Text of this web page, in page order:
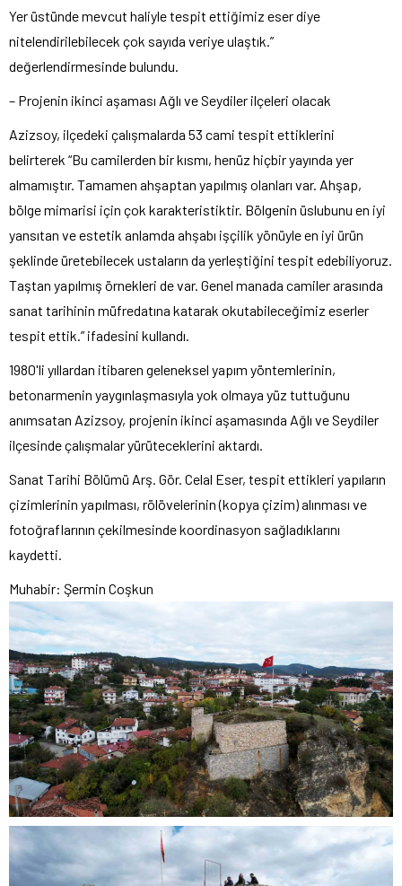
Yer üstünde mevcut haliyle tespit ettiğimiz eser diye
nitelendirilebilecek çok sayıda veriye ulaştık.”
değerlendirmesinde bulundu.
– Projenin ikinci aşaması Ağlı ve Seydiler ilçeleri olacak
Azizsoy, ilçedeki çalışmalarda 53 cami tespit ettiklerini
belirterek “Bu camilerden bir kısmı, henüz hiçbir yayında yer
almamıştır. Tamamen ahşaptan yapılmış olanları var. Ahşap,
bölge mimarisi için çok karakteristiktir. Bölgenin üslubunu en iyi
yansıtan ve estetik anlamda ahşabı işçilik yönüyle en iyi ürün
şeklinde üretebilecek ustaların da yerleştiğini tespit edebiliyoruz.
Taştan yapılmış örnekleri de var. Genel manada camiler arasında
sanat tarihinin müfredatına katarak okutabileceğimiz eserler
tespit ettik.” ifadesini kullandı.
1980'li yıllardan itibaren geleneksel yapım yöntemlerinin,
betonarmenin yaygınlaşmasıyla yok olmaya yüz tuttuğunu
anımsatan Azizsoy, projenin ikinci aşamasında Ağlı ve Seydiler
ilçesinde çalışmalar yürüteceklerini aktardı.
Sanat Tarihi Bölümü Arş. Gör. Celal Eser, tespit ettikleri yapıların
çizimlerinin yapılması, rölövelerinin (kopya çizim) alınması ve
fotoğraflarının çekilmesinde koordinasyon sağladıklarını
kaydetti.
Muhabir: Şermin Coşkun